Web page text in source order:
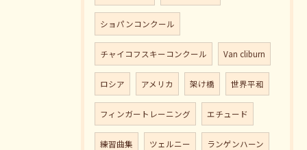
ショパンコンクール
チャイコフスキーコンクール Van cliburn
ロシア アメリカ 架け橋 世界平和
フィンガートレーニング エチュード
練習曲集 ツェルニー ランゲンハーン